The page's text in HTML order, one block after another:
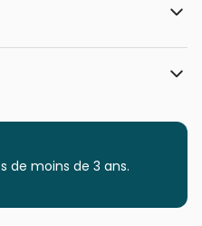
Eurographics
Puzzles - Chats
Puzzle pour Adultes (500 à
de moins de 3 ans.